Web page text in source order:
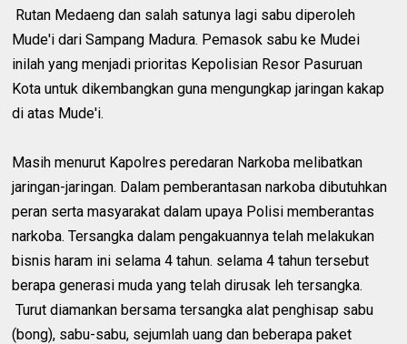
Rutan Medaeng dan salah satunya lagi sabu diperoleh
Mude'i dari Sampang Madura. Pemasok sabu ke Mudei
inilah yang menjadi prioritas Kepolisian Resor Pasuruan
Kota untuk dikembangkan guna mengungkap jaringan kakap
di atas Mude'i.
Masih menurut Kapolres peredaran Narkoba melibatkan
jaringan-jaringan. Dalam pemberantasan narkoba dibutuhkan
peran serta masyarakat dalam upaya Polisi memberantas
narkoba. Tersangka dalam pengakuannya telah melakukan
bisnis haram ini selama 4 tahun. selama 4 tahun tersebut
berapa generasi muda yang telah dirusak leh tersangka.
Turut diamankan bersama tersangka alat penghisap sabu
(bong), sabu-sabu, sejumlah uang dan beberapa paket